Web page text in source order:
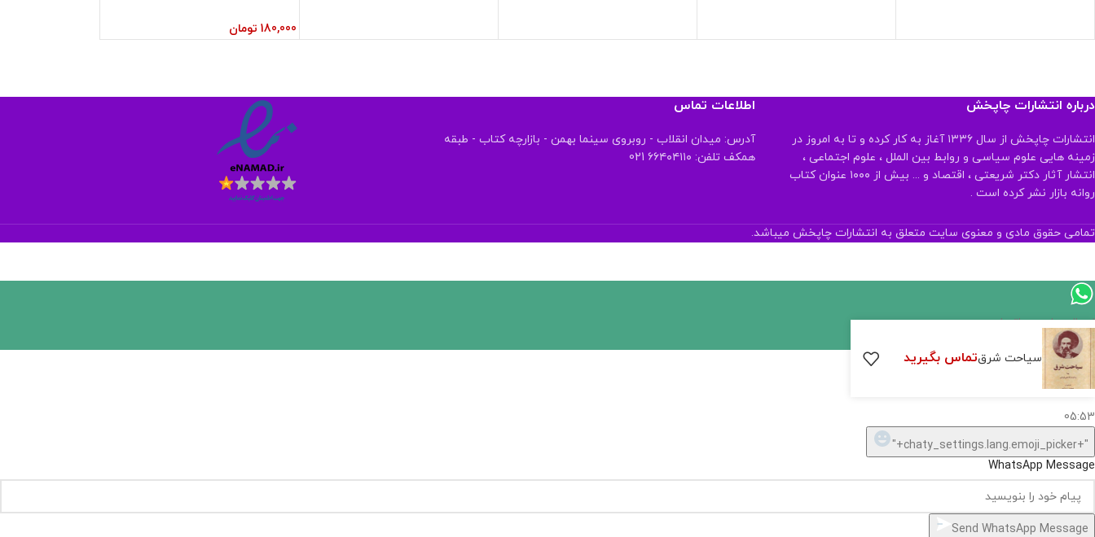
180,000 تومان
درباره انتشارات چاپخش
انتشارات چاپخش از سال ۱۳۳۶ آغاز به کار کرده و تا به امروز در
زمینه هایی علوم سیاسی و روابط بین الملل ، علوم اجتماعی ،
انتشار آثار دکتر شریعتی ، اقتصاد و ... بیش از ۱۰۰۰ عنوان کتاب
روانه بازار نشر کرده است .
اطلاعات تماس
آدرس: میدان انقلاب - روبروی سینما بهمن - بازارچه کتاب - طبقه
همکف تلفن: ۶۶۴۰۴۱۱۰ 021
تمامی حقوق مادی و معنوی سایت متعلق به انتشارات چاپخش میباشد.
سیاحت شرقتماس بگیرید
اگر
موجود
نیست,
شاید
تهیه
Hide
chaty
ارسال پیام در واتساپ